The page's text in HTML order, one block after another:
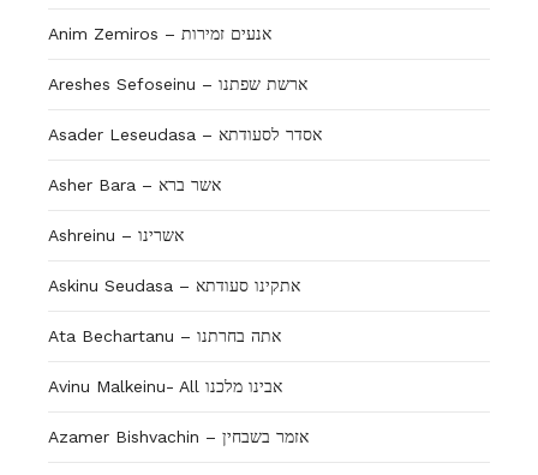
Anim Zemiros – אנעים זמירות
Areshes Sefoseinu – ארשת שפתנו
Asader Leseudasa – אסדר לסעודתא
Asher Bara – אשר ברא
Ashreinu – אשרינו
Askinu Seudasa – אתקינו סעודתא
Ata Bechartanu – אתה בחרתנו
Avinu Malkeinu- All אבינו מלכנו
Azamer Bishvachin – אזמר בשבחין